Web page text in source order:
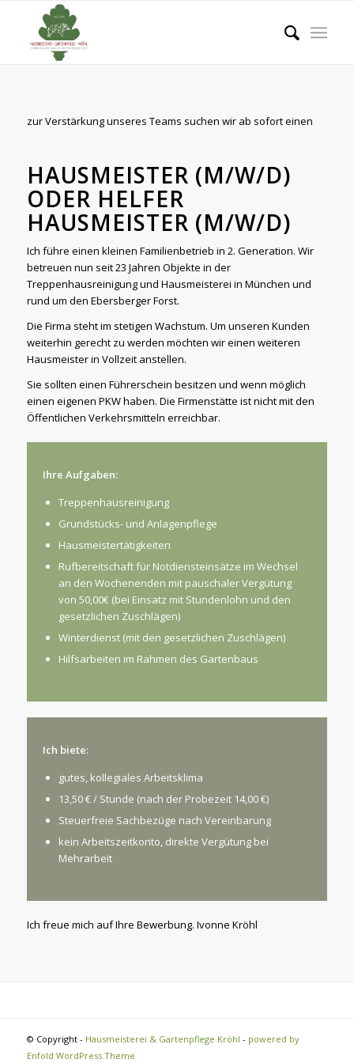
zur Verstärkung unseres Teams suchen wir ab sofort einen
HAUSMEISTER (M/W/D)
ODER HELFER
HAUSMEISTER (M/W/D)
Ich führe einen kleinen Familienbetrieb in 2. Generation. Wir
betreuen nun seit 23 Jahren Objekte in der
Treppenhausreinigung und Hausmeisterei in München und
rund um den Ebersberger Forst.
Die Firma steht im stetigen Wachstum. Um unseren Kunden
weiterhin gerecht zu werden möchten wir einen weiteren
Hausmeister in Vollzeit anstellen.
Sie sollten einen Führerschein besitzen und wenn möglich
einen eigenen PKW haben. Die Firmenstätte ist nicht mit den
Öffentlichen Verkehrsmitteln erreichbar.
Ihre Aufgaben:
Treppenhausreinigung
Grundstücks- und Anlagenpflege
Hausmeistertätigkeiten
Rufbereitschaft für Notdiensteinsätze im Wechsel
an den Wochenenden mit pauschaler Vergütung
von 50,00€ (bei Einsatz mit Stundenlohn und den
gesetzlichen Zuschlägen)
Winterdienst (mit den gesetzlichen Zuschlägen)
Hilfsarbeiten im Rahmen des Gartenbaus
Ich biete:
gutes, kollegiales Arbeitsklima
13,50 € / Stunde (nach der Probezeit 14,00 €)
Steuerfreie Sachbezüge nach Vereinbarung
kein Arbeitszeitkonto, direkte Vergütung bei
Mehrarbeit
Ich freue mich auf Ihre Bewerbung. Ivonne Kröhl
© Copyright - Hausmeisterei & Gartenpflege Kröhl - powered by
Enfold WordPress Theme